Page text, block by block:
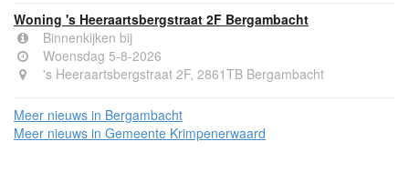
Woning 's Heeraartsbergstraat 2F Bergambacht
Binnenkijken bij
Woensdag 5-8-2026
's Heeraartsbergstraat 2F, 2861TB Bergambacht
Meer nieuws in Bergambacht
Meer nieuws in Gemeente Krimpenerwaard